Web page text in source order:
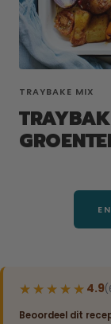
TRAYBAKE MIX
★★★★★
★★★★★ 4.9
Beoordeel dit